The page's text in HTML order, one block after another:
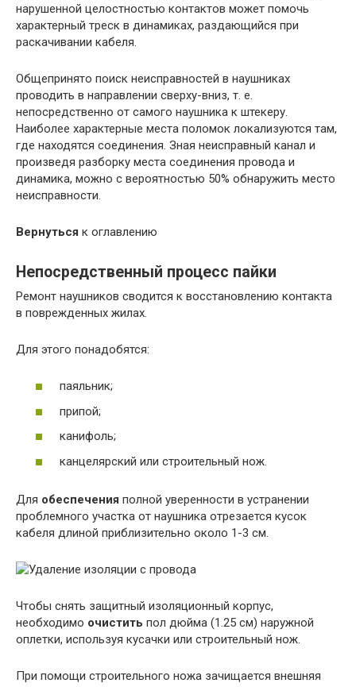
нарушенной целостностью контактов может помочь
характерный треск в динамиках, раздающийся при
раскачивании кабеля.
Общепринято поиск неисправностей в наушниках
проводить в направлении сверху-вниз, т. е.
непосредственно от самого наушника к штекеру.
Наиболее характерные места поломок локализуются там,
где находятся соединения. Зная неисправный канал и
произведя разборку места соединения провода и
динамика, можно с вероятностью 50% обнаружить место
неисправности.
Вернуться к оглавлению
Непосредственный процесс пайки
Ремонт наушников сводится к восстановлению контакта
в поврежденных жилах.
Для этого понадобятся:
паяльник;
припой;
канифоль;
канцелярский или строительный нож.
Для обеспечения полной уверенности в устранении
проблемного участка от наушника отрезается кусок
кабеля длиной приблизительно около 1-3 см.
Чтобы снять защитный изоляционный корпус,
необходимо очистить пол дюйма (1.25 см) наружной
оплетки, используя кусачки или строительный нож.
При помощи строительного ножа зачищается внешняя